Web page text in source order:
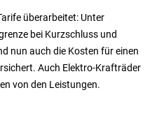
überarbeitet: Unter
bei Kurzschluss und
nun auch die Kosten für einen
Auch Elektro-Krafträder
von den Leistungen.